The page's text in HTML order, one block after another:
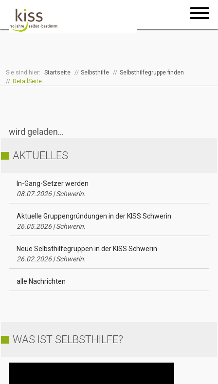
Sie sind hier: Startseite // Selbsthilfe // Selbsthilfegruppe finden
// DetailSeite
wird geladen...
AKTUELLES
In-Gang-Setzer werden
08.07.2026 | Schwerin.
Aktuelle Gruppengründungen in der KISS Schwerin
26.05.2026 | Schwerin.
Neue Selbsthilfegruppen in der KISS Schwerin
26.02.2026 | Schwerin.
alle Nachrichten
WAS IST SELBSTHILFE?